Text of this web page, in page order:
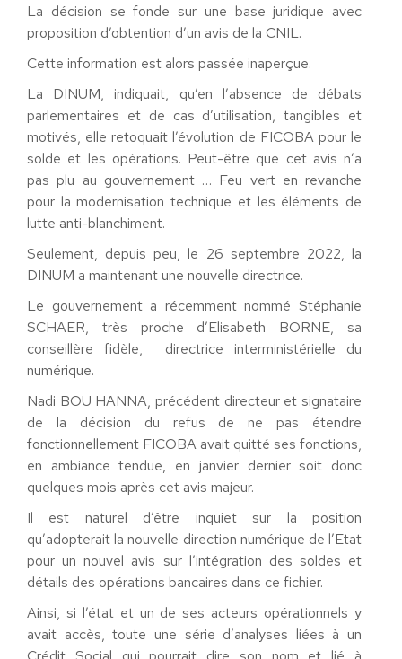
La décision se fonde sur une base juridique avec
proposition d’obtention d’un avis de la CNIL.
Cette information est alors passée inaperçue.
La DINUM, indiquait, qu’en l’absence de débats
parlementaires et de cas d’utilisation, tangibles et
motivés, elle retoquait l’évolution de FICOBA pour le
solde et les opérations. Peut-être que cet avis n’a
pas plu au gouvernement … Feu vert en revanche
pour la modernisation technique et les éléments de
lutte anti-blanchiment.
Seulement, depuis peu, le 26 septembre 2022, la
DINUM a maintenant une nouvelle directrice.
Le gouvernement a récemment nommé Stéphanie
SCHAER, très proche d’Elisabeth BORNE, sa
conseillère fidèle, directrice interministérielle du
numérique.
Nadi BOU HANNA, précédent directeur et signataire
de la décision du refus de ne pas étendre
fonctionnellement FICOBA avait quitté ses fonctions,
en ambiance tendue, en janvier dernier soit donc
quelques mois après cet avis majeur.
Il est naturel d’être inquiet sur la position
qu’adopterait la nouvelle direction numérique de l’Etat
pour un nouvel avis sur l’intégration des soldes et
détails des opérations bancaires dans ce fichier.
Ainsi, si l’état et un de ses acteurs opérationnels y
avait accès, toute une série d’analyses liées à un